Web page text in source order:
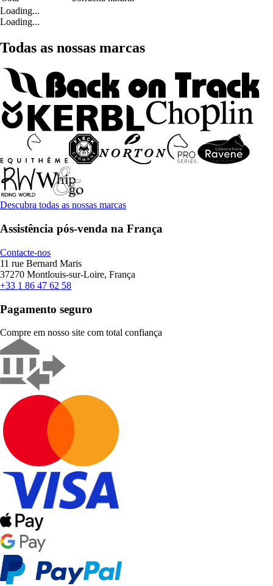
Loading...
Loading...
Todas as nossas marcas
Descubra todas as nossas marcas
Assistência pós-venda na França
Contacte-nos
11 rue Bernard Maris
37270 Montlouis-sur-Loire, França
+33 1 86 47 62 58
Pagamento seguro
Compre em nosso site com total confiança